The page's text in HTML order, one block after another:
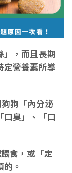
」，而且長期
定營養素所導
狗「內分泌
口臭」、「口
食，或「定
。